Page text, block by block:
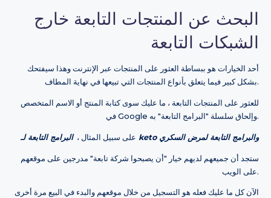
البحث عن المنتجات التابعة خارج
الشبكات التابعة
أحد الخيارات هو ببساطة العثور على المنتجات عبر الإنترنت وهذا سيفتحك
بشكل كبير فيما يتعلق بأنواع المنتجات التي تبيعها في نهاية المطاف.
للعثور على المنتجات التابعة ، ما عليك سوى كتابة المنتج أو الاسم المتخصص
في Google وإلحاق سلسلة "البرامج التابعة" به.
على سبيل المثال ، البرامج التابعة لـ keto والبرامج التابعة لمرض السكري
ستجد أن جميعهم لديهم خيار "أن يصبحوا شركة تابعة" مدرجين على موقعهم
على الويب.
الآن كل ما عليك فعله هو التسجيل من خلال موقعهم والبدء في البيع مرة أخرى